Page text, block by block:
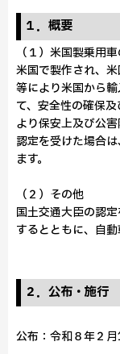
１．概要
（１）米国製乗用
米国で製作され、
等により米国から
て、安全性の確保
より保安上及び公
認定を受けた場合
ます。
（２）その他
国土交通大臣の認
するとともに、自
２．公布・施行
公布：令和８年２